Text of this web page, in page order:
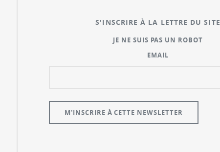
S'INSCRIRE À LA LETTRE DU SITE
JE NE SUIS PAS UN ROBOT
EMAIL